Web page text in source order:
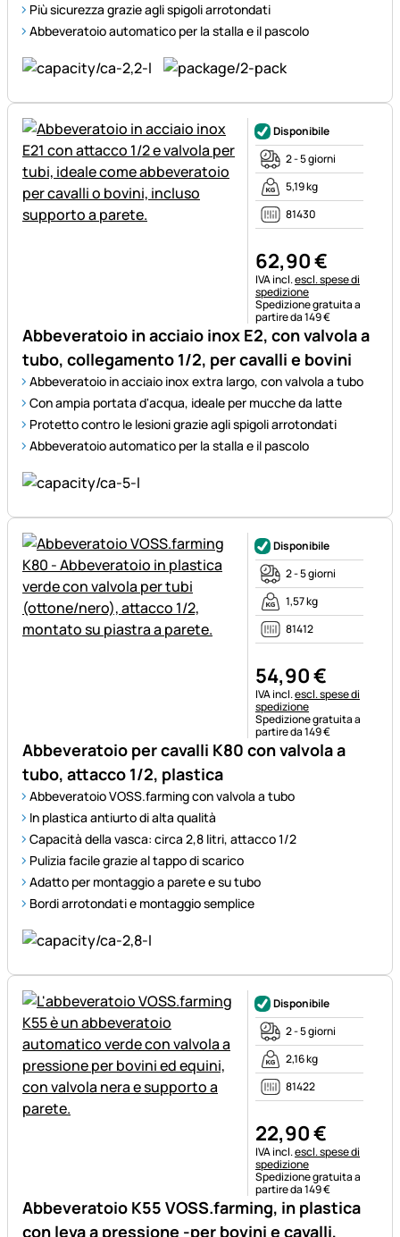
Più sicurezza grazie agli spigoli arrotondati
Abbeveratoio automatico per la stalla e il pascolo
Abbeveratoio in acciaio inox E2, con valvola a
tubo, collegamento 1/2, per cavalli e bovini
Abbeveratoio in acciaio inox extra largo, con valvola a tubo
Con ampia portata d'acqua, ideale per mucche da latte
Protetto contro le lesioni grazie agli spigoli arrotondati
Abbeveratoio automatico per la stalla e il pascolo
Disponibile
2 - 5 giorni
5,19 kg
81430
62,90€
Informazioni fiscali:
IVA incl.escl. spese di
spedizione
Spedizione gratuita a
partire da 149 €
Abbeveratoio per cavalli K80 con valvola a
tubo, attacco 1/2, plastica
Abbeveratoio VOSS.farming con valvola a tubo
In plastica antiurto di alta qualità
Capacità della vasca: circa 2,8 litri, attacco 1/2
Pulizia facile grazie al tappo di scarico
Adatto per montaggio a parete e su tubo
Bordi arrotondati e montaggio semplice
Disponibile
2 - 5 giorni
1,57 kg
81412
54,90€
Informazioni fiscali:
IVA incl.escl. spese di
spedizione
Spedizione gratuita a
partire da 149 €
Abbeveratoio K55 VOSS.farming, in plastica
con leva a pressione -per bovini e cavalli,
Disponibile
2 - 5 giorni
2,16 kg
81422
22,90€
Informazioni fiscali:
IVA incl.escl. spese di
spedizione
Spedizione gratuita a
partire da 149 €